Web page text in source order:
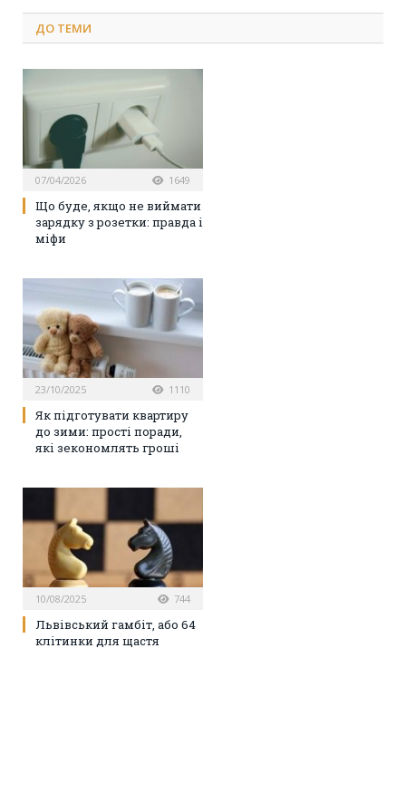
ДО ТЕМИ
07/04/2026 1649
Що буде, якщо не виймати
зарядку з розетки: правда і
міфи
23/10/2025 1110
Як підготувати квартиру
до зими: прості поради,
які зекономлять гроші
10/08/2025 744
Львівський гамбіт, або 64
клітинки для щастя